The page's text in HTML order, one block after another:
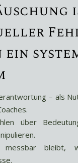
– als
über
messbar bleibt,